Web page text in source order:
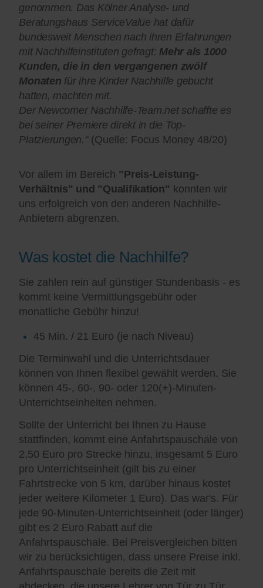
genommen. Das Kölner Analyse- und
Beratungshaus ServiceValue hat dafür
bundesweit Menschen nach ihren Erfahrungen
mit Nachhilfeinstituten gefragt: Mehr als 1000
Kunden, die in den vergangenen zwölf
Monaten für ihre Kinder Nachhilfe gebucht
hatten, machten mit.
Der Newcomer Nachhilfe-Team.net schaffte es
bei seiner Premiere direkt in die Top-
Platzierungen."(Quelle: Focus Money 48/20)
Vor allem im Bereich "Preis-Leistung-
Verhältnis" und "Qualifikation" konnten wir
uns erfolgreich von den anderen Nachhilfe-
Anbietern abgrenzen.
Was kostet die Nachhilfe?
Sie zahlen rein auf günstiger Stundenbasis - es
kommt keine Vermittlungsgebühr oder
monatliche Gebühr hinzu!
45 Min. / 21 Euro (je nach Niveau)
Die Terminwahl und die Unterrichtsdauer
können von Ihnen flexibel gewählt werden. Sie
können 45-, 60-, 90- oder 120(+)-Minuten-
Unterrichtseinheiten nehmen.
Sollte der Unterricht bei Ihnen zu Hause
stattfinden, kommt eine Anfahrtspauschale von
2,50 Euro pro Strecke hinzu, insgesamt 5 Euro
pro Unterrichtseinheit (gilt bis zu einer
Fahrtstrecke von 5 km, darüber hinaus kostet
jeder weitere Kilometer 1 Euro). Das war's. Für
jede 90-Minuten-Unterrichtseinheit (oder länger)
gibt es 2 Euro Rabatt auf die
Anfahrtspauschale. Bei Preisvergleichen bitten
wir zu berücksichtigen, dass unsere Preise inkl.
Anfahrtspauschale bereits die Zeit mit